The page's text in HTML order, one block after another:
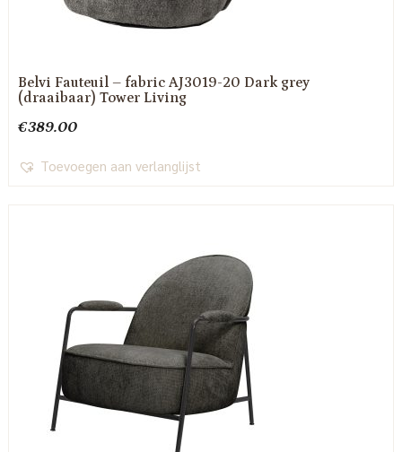
Belvi Fauteuil – fabric AJ3019-20 Dark grey
(draaibaar) Tower Living
€389.00
Toevoegen aan verlanglijst